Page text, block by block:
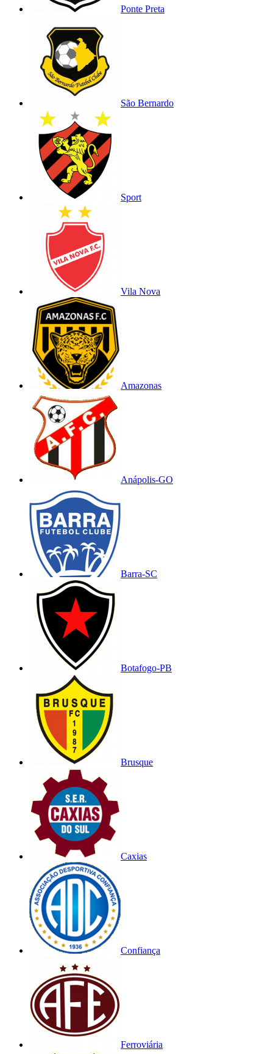
Ponte Preta
São Bernardo
Sport
Vila Nova
Amazonas
Anápolis-GO
Barra-SC
Botafogo-PB
Brusque
Caxias
Confiança
Ferroviária